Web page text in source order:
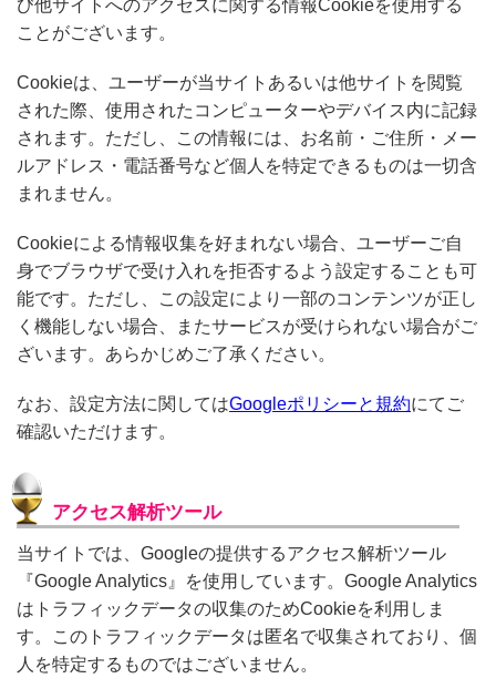
び他サイトへのアクセスに関する情報Cookieを使用する
ことがございます。
Cookieは、ユーザーが当サイトあるいは他サイトを閲覧
された際、使用されたコンピューターやデバイス内に記録
されます。ただし、この情報には、お名前・ご住所・メー
ルアドレス・電話番号など個人を特定できるものは一切含
まれません。
Cookieによる情報収集を好まれない場合、ユーザーご自
身でブラウザで受け入れを拒否するよう設定することも可
能です。ただし、この設定により一部のコンテンツが正し
く機能しない場合、またサービスが受けられない場合がご
ざいます。あらかじめご了承ください。
なお、設定方法に関してはGoogleポリシーと規約にてご
確認いただけます。
アクセス解析ツール
当サイトでは、Googleの提供するアクセス解析ツール
『Google Analytics』を使用しています。Google Analytics
はトラフィックデータの収集のためCookieを利用しま
す。このトラフィックデータは匿名で収集されており、個
人を特定するものではございません。